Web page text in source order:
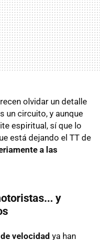
olvidar un detalle
un circuito, y aunque
espiritual, sí que lo
está dejando el TT de
a las
y
velocidad ya han